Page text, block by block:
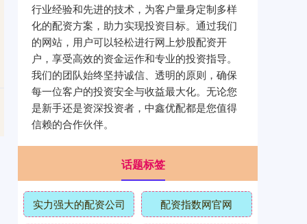
行业经验和先进的技术，为客户量身定制多样
化的配资方案，助力实现投资目标。通过我们
的网站，用户可以轻松进行网上炒股配资开
户，享受高效的资金运作和专业的投资指导。
我们的团队始终坚持诚信、透明的原则，确保
每一位客户的投资安全与收益最大化。无论您
是新手还是资深投资者，中鑫优配都是您值得
信赖的合作伙伴。
话题标签
实力强大的配资公司 配资指数网官网